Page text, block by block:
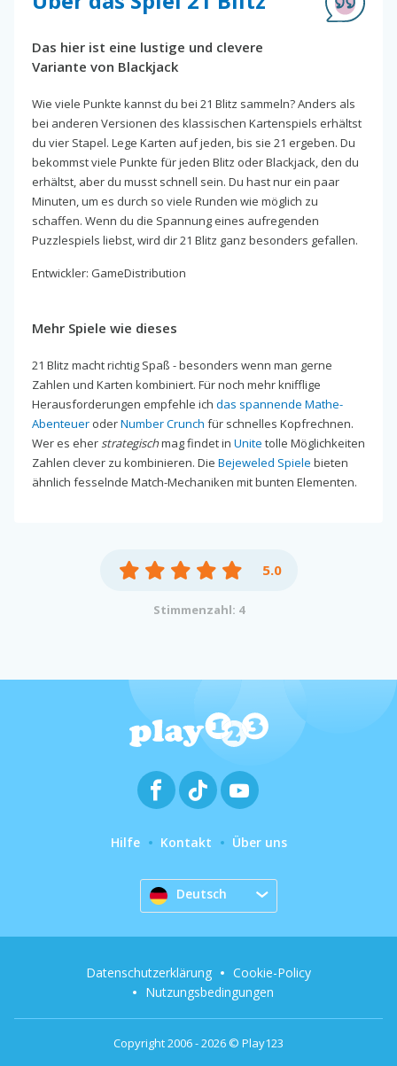
Das hier ist eine lustige und clevere
Variante von Blackjack
Wie viele Punkte kannst du bei 21 Blitz sammeln? Anders als
bei anderen Versionen des klassischen Kartenspiels erhältst
du vier Stapel. Lege Karten auf jeden, bis sie 21 ergeben. Du
bekommst viele Punkte für jeden Blitz oder Blackjack, den du
erhältst, aber du musst schnell sein. Du hast nur ein paar
Minuten, um es durch so viele Runden wie möglich zu
schaffen. Wenn du die Spannung eines aufregenden
Puzzlespiels liebst, wird dir 21 Blitz ganz besonders gefallen.
Entwickler: GameDistribution
Mehr Spiele wie dieses
21 Blitz macht richtig Spaß - besonders wenn man gerne
Zahlen und Karten kombiniert. Für noch mehr knifflige
Herausforderungen empfehle ich das spannende Mathe-
Abenteuer oderNumber Crunch für schnelles Kopfrechnen.
Wer es eherstrategischmag findet in Unite tolle Möglichkeiten
Zahlen clever zu kombinieren. Die Bejeweled Spiele bieten
ähnlich fesselnde Match-Mechaniken mit bunten Elementen.
5.0
Stimmenzahl: 4
Hilfe Kontakt Über uns
Deutsch
Copyright 2006 - 2026 © Play123
Datenschutzerklärung
Cookie-Policy
Nutzungsbedingungen